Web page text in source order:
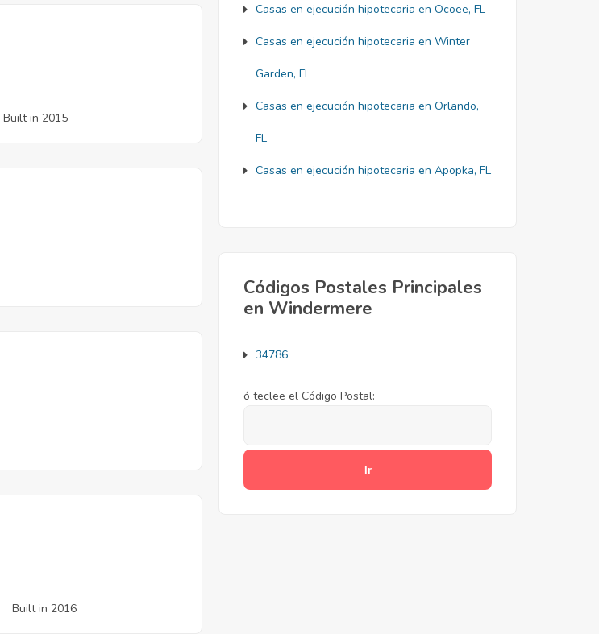
Built in 2015
Built in 2016
Casas en ejecución hipotecaria en Ocoee, FL
Casas en ejecución hipotecaria en Winter
Garden, FL
Casas en ejecución hipotecaria en Orlando,
FL
Casas en ejecución hipotecaria en Apopka, FL
Códigos Postales Principales
en Windermere
34786
ó teclee el Código Postal: